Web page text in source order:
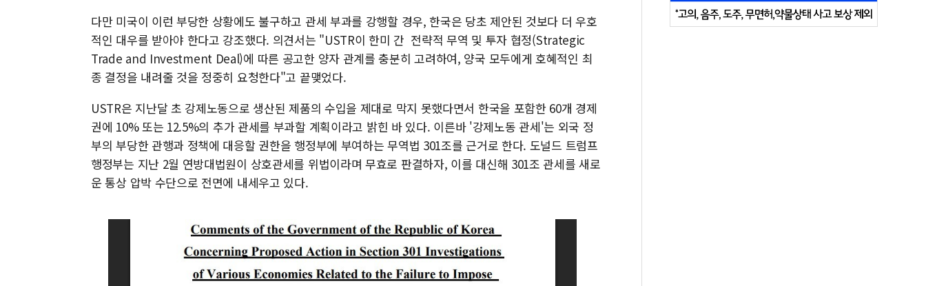
다만 미국이 이런 부당한 상황에도 불구하고 관세 부과를 강행할 경우, 한국은 당초 제안된 것보다 더 우호
적인 대우를 받아야 한다고 강조했다. 의견서는 "USTR이 한미 간 전략적 무역 및 투자 협정(Strategic
Trade and Investment Deal)에 따른 공고한 양자 관계를 충분히 고려하여, 양국 모두에게 호혜적인 최
종 결정을 내려줄 것을 정중히 요청한다"고 끝맺었다.
USTR은 지난달 초 강제노동으로 생산된 제품의 수입을 제대로 막지 못했다면서 한국을 포함한 60개 경제
권에 10% 또는 12.5%의 추가 관세를 부과할 계획이라고 밝힌 바 있다. 이른바 '강제노동 관세'는 외국 정
부의 부당한 관행과 정책에 대응할 권한을 행정부에 부여하는 무역법 301조를 근거로 한다. 도널드 트럼프
행정부는 지난 2월 연방대법원이 상호관세를 위법이라며 무효로 판결하자, 이를 대신해 301조 관세를 새로
운 통상 압박 수단으로 전면에 내세우고 있다.